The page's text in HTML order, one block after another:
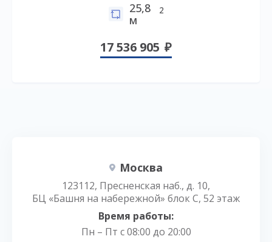
25,8
м
2
17 536 905
Москва
123112, Пресненская наб., д. 10,
БЦ «Башня на набережной» блок С, 52 этаж
Время работы:
Пн – Пт с 08:00 до 20:00